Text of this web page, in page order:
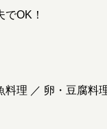
OK！
理 ／ 卵・豆腐料